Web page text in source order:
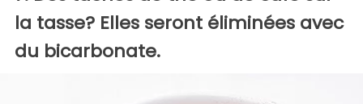
la tasse? Elles seront éliminées avec
du bicarbonate.